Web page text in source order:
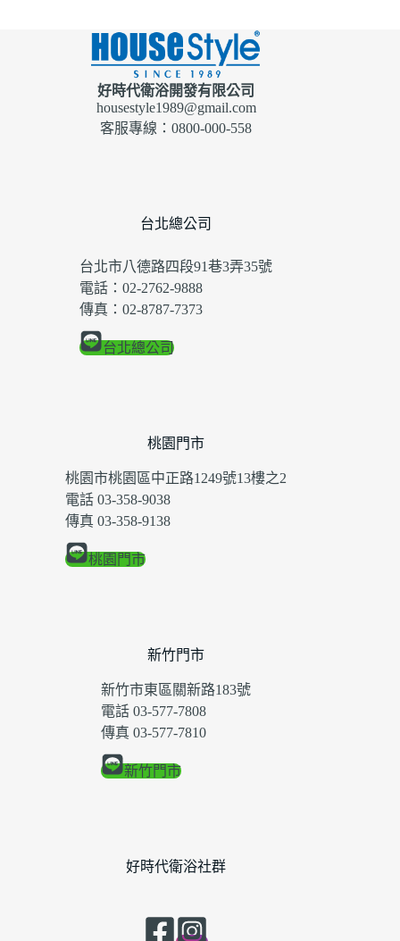
好時代衛浴開發有限公司
housestyle1989@gmail.com
客服專線：0800-000-558
台北總公司
台北市八德路四段91巷3弄35號
電話：02-2762-9888
傳真：02-8787-7373
台北總公司
桃園門市
桃園市桃園區中正路1249號13樓之2
電話 03-358-9038
傳真 03-358-9138
桃園門市
新竹門市
新竹市東區關新路183號
電話 03-577-7808
傳真 03-577-7810
新竹門市
好時代衛浴社群